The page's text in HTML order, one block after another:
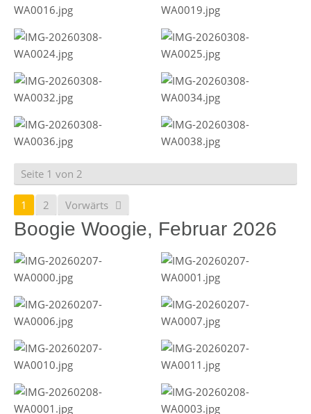
Seite 1 von 2
1 2 Vorwärts
Boogie Woogie, Februar 2026